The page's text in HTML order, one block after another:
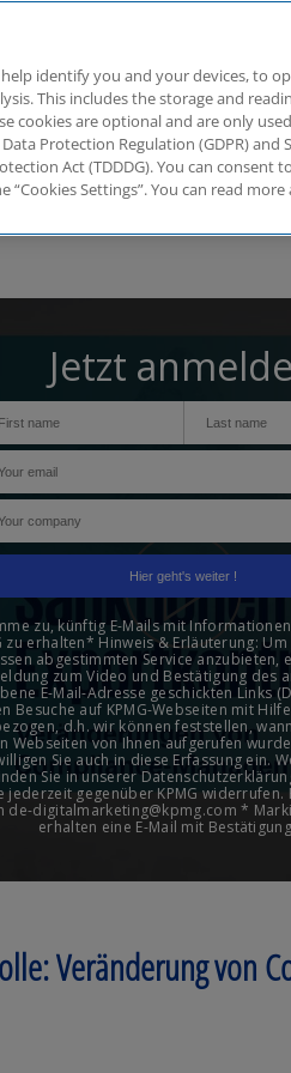
Veränderung von
help identify you and your devices, to
This includes the storage and
cookies are optional and are only
Protection Regulation (GDPR) and
Act (TDDDG). You can consent
Settings”. You can read